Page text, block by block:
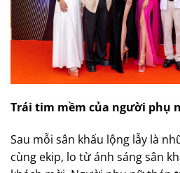
Trái tim mềm của người phụ
Sau mỗi sân khấu lộng lẫy là
cùng ekip, lo từ ánh sáng sân